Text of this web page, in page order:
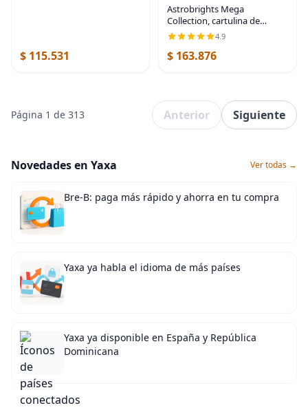
$ 115.531
Astrobrights Mega
Collection, cartulina de
colores, surtido de 5 colores
pastel intenso, 320 hojas, 65
libras/176 gsm, 8.5 x 11
4.9
$ 163.876
Página 1 de 313 Anterior Siguiente
Novedades en Yaxa Ver todas →
Bre-B: paga más rápido y ahorra en tu compra
Yaxa ya habla el idioma de más países
Yaxa ya disponible en España y República
Dominicana